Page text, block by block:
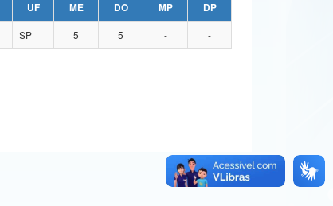
UF ME DO MP
DP
SP 5 5 - -